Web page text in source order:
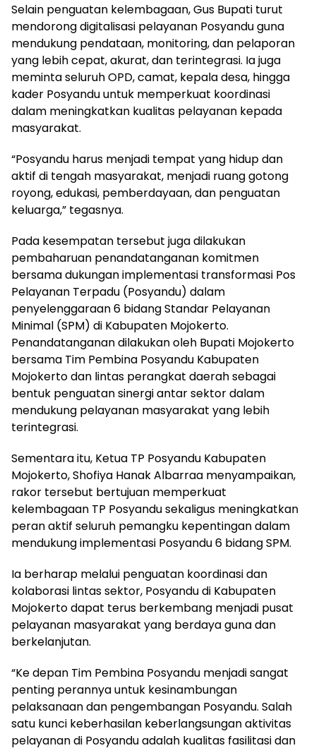
Selain penguatan kelembagaan, Gus Bupati turut
mendorong digitalisasi pelayanan Posyandu guna
mendukung pendataan, monitoring, dan pelaporan
yang lebih cepat, akurat, dan terintegrasi. Ia juga
meminta seluruh OPD, camat, kepala desa, hingga
kader Posyandu untuk memperkuat koordinasi
dalam meningkatkan kualitas pelayanan kepada
masyarakat.
“Posyandu harus menjadi tempat yang hidup dan
aktif di tengah masyarakat, menjadi ruang gotong
royong, edukasi, pemberdayaan, dan penguatan
keluarga,” tegasnya.
Pada kesempatan tersebut juga dilakukan
pembaharuan penandatanganan komitmen
bersama dukungan implementasi transformasi Pos
Pelayanan Terpadu (Posyandu) dalam
penyelenggaraan 6 bidang Standar Pelayanan
Minimal (SPM) di Kabupaten Mojokerto.
Penandatanganan dilakukan oleh Bupati Mojokerto
bersama Tim Pembina Posyandu Kabupaten
Mojokerto dan lintas perangkat daerah sebagai
bentuk penguatan sinergi antar sektor dalam
mendukung pelayanan masyarakat yang lebih
terintegrasi.
Sementara itu, Ketua TP Posyandu Kabupaten
Mojokerto, Shofiya Hanak Albarraa menyampaikan,
rakor tersebut bertujuan memperkuat
kelembagaan TP Posyandu sekaligus meningkatkan
peran aktif seluruh pemangku kepentingan dalam
mendukung implementasi Posyandu 6 bidang SPM.
Ia berharap melalui penguatan koordinasi dan
kolaborasi lintas sektor, Posyandu di Kabupaten
Mojokerto dapat terus berkembang menjadi pusat
pelayanan masyarakat yang berdaya guna dan
berkelanjutan.
“Ke depan Tim Pembina Posyandu menjadi sangat
penting perannya untuk kesinambungan
pelaksanaan dan pengembangan Posyandu. Salah
satu kunci keberhasilan keberlangsungan aktivitas
pelayanan di Posyandu adalah kualitas fasilitasi dan